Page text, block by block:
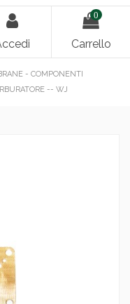
0
Carrello
- COMPONENTI
-- WJ